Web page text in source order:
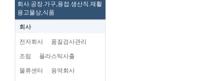
회사.공장.가구,용접.생산직.재활
용고물상,식품
회사
전자회사 품질검사관리
조립 플라스틱사출
물류센타 용역회사